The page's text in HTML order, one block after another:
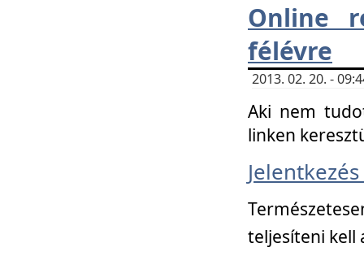
Online
félévre
2013. 02. 20. -
Aki nem
linken
Jelentkezés
teljesíteni kell